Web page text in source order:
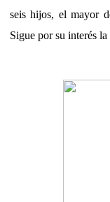
seis hijos, el mayor
Sigue por su interés